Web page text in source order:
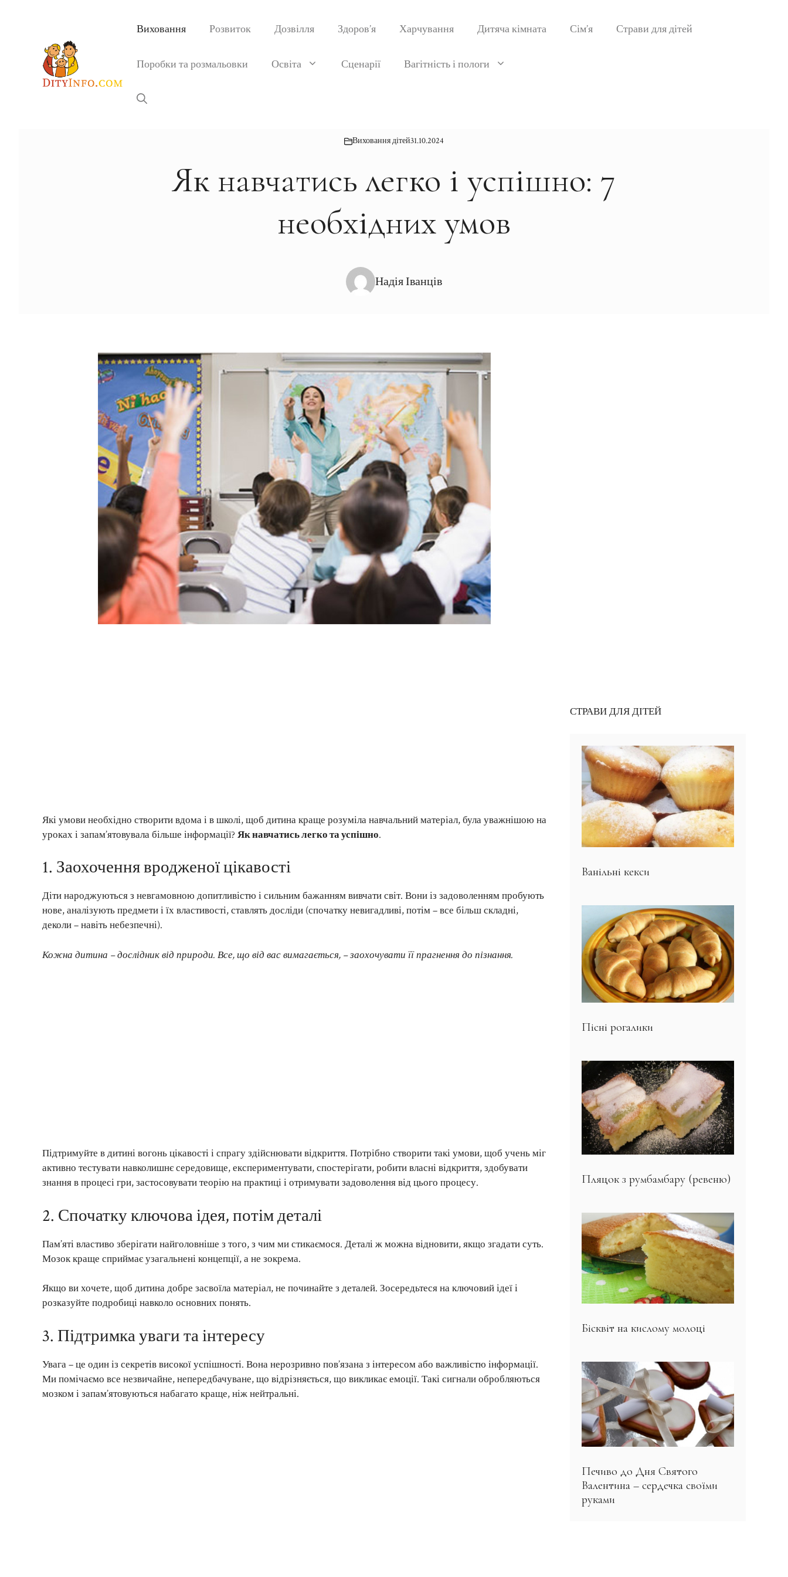
Виховання Розвиток Дозвілля Здоров’я Харчування Дитяча кімната Сім’я Страви для дітей
Поробки та розмальовки Освіта Сценарії Вагітність і пологи
Виховання дітей31.10.2024
Як навчатись легко і успішно: 7
необхідних умов
Надія Іванців
Які умови необхідно створити вдома і в школі, щоб дитина краще розуміла навчальний матеріал, була уважнішою на
уроках і запам’ятовувала більше інформації?Як навчатись легко та успішно.
1. Заохочення вродженої цікавості
Діти народжуються з невгамовною допитливістю і сильним бажанням вивчати світ. Вони із задоволенням пробують
нове, аналізують предмети і їх властивості, ставлять досліди (спочатку невигадливі, потім – все більш складні,
деколи – навіть небезпечні).
Кожна дитина – дослідник від природи. Все, що від вас вимагається, – заохочувати її прагнення до пізнання.
Підтримуйте в дитині вогонь цікавості і спрагу здійснювати відкриття. Потрібно створити такі умови, щоб учень міг
активно тестувати навколишнє середовище, експериментувати, спостерігати, робити власні відкриття, здобувати
знання в процесі гри, застосовувати теорію на практиці і отримувати задоволення від цього процесу.
2. Спочатку ключова ідея, потім деталі
Пам’яті властиво зберігати найголовніше з того, з чим ми стикаємося. Деталі ж можна відновити, якщо згадати суть.
Мозок краще сприймає узагальнені концепції, а не зокрема.
Якщо ви хочете, щоб дитина добре засвоїла матеріал, не починайте з деталей. Зосередьтеся на ключовий ідеї і
розказуйте подробиці навколо основних понять.
3. Підтримка уваги та інтересу
Увага – це один із секретів високої успішності. Вона нерозривно пов’язана з інтересом або важливістю інформації.
Ми помічаємо все незвичайне, непередбачуване, що відрізняється, що викликає емоції. Такі сигнали обробляються
мозком і запам’ятовуються набагато краще, ніж нейтральні.
СТРАВИ ДЛЯ ДІТЕЙ
Ванільні кекси
Пісні рогалики
Пляцок з румбамбару (ревеню)
Бісквіт на кислому молоці
Печиво до Дня Святого
Валентина – сердечка своїми
руками